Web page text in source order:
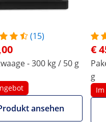
(15)
- 300 kg / 50 g
ansehen
€
g